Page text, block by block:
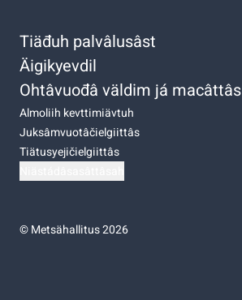
Tiäđuh palvâlusâst
Äigikyevdil
Ohtâvuođâ väldim já macâttâs
Almoliih kevttimiävtuh
Juksâmvuotâčielgiittâs
Tiätusyejičielgiittâs
©Metsähallitus 2026